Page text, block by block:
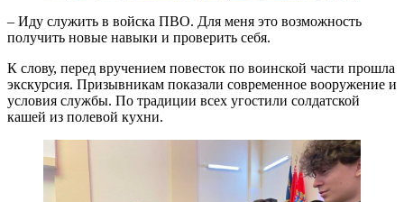
– Иду служить в войска ПВО. Для меня это возможность
получить новые навыки и проверить себя.
К слову, перед вручением повесток по воинской части прошла
экскурсия. Призывникам показали современное вооружение и
условия службы. По традиции всех угостили солдатской
кашей из полевой кухни.